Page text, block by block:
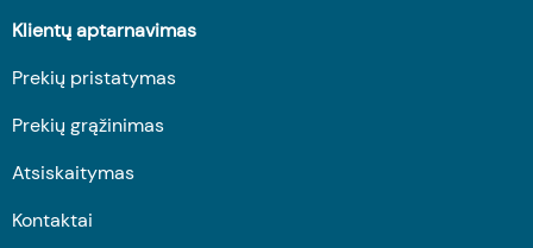
Klientų aptarnavimas
Prekių pristatymas
Prekių grąžinimas
Atsiskaitymas
Kontaktai